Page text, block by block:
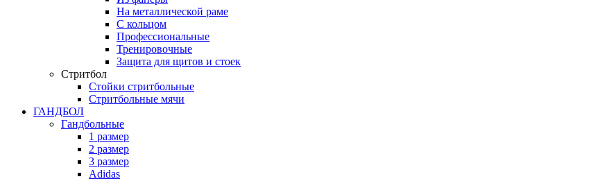
На металлической раме
С кольцом
Профессиональные
Тренировочные
Защита для щитов и стоек
Стритбол
Стойки стритбольные
Стритбольные мячи
ГАНДБОЛ
Гандбольные
1 размер
2 размер
3 размер
Adidas